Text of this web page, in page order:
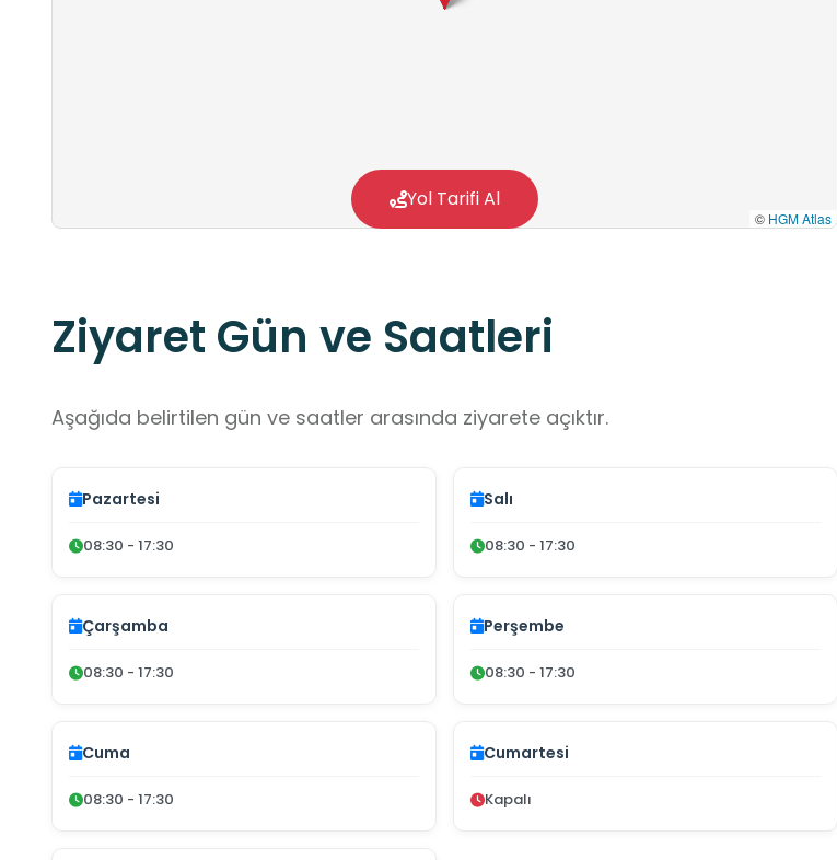
© HGM Atlas
Yol Tarifi Al
Ziyaret Gün ve Saatleri
Aşağıda belirtilen gün ve saatler arasında ziyarete açıktır.
Pazartesi
08:30 - 17:30
Salı
08:30 - 17:30
Çarşamba
08:30 - 17:30
Perşembe
08:30 - 17:30
Cuma
08:30 - 17:30
Cumartesi
Kapalı